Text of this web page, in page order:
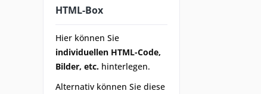
HTML-Box
Hier können Sie
individuellen HTML-Code,
Bilder, etc. hinterlegen.
Alternativ können Sie diese